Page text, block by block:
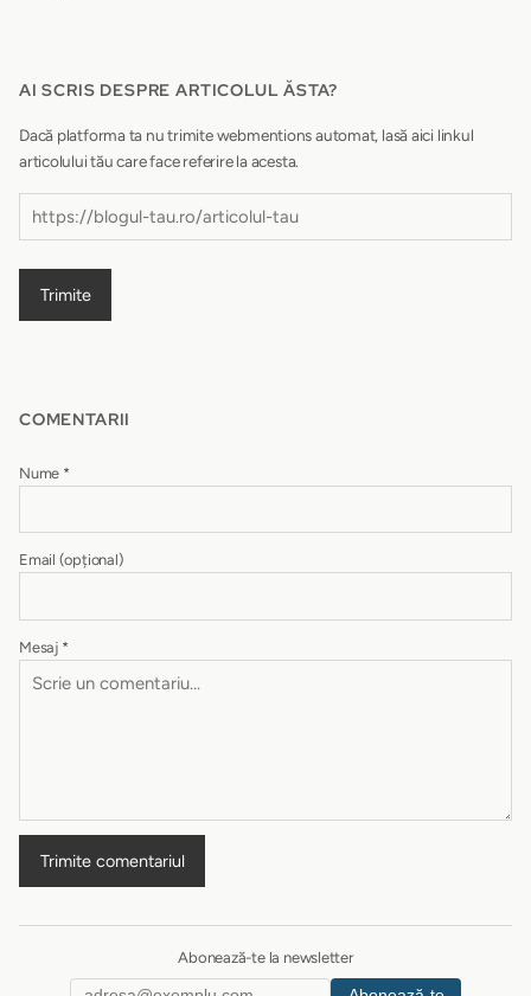
AI SCRIS DESPRE ARTICOLUL ĂSTA?
Dacă platforma ta nu trimite webmentions automat, lasă aici linkul
articolului tău care face referire la acesta.
Trimite
COMENTARII
Nume *
Email (opțional)
Mesaj *
Trimite comentariul
Abonează-te la newsletter